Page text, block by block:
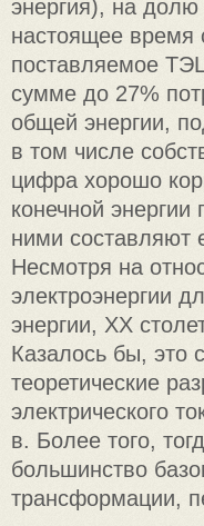
энергия), на долю
настоящее
поставляемое
сумме до 27%
общей энергии,
в том числе
цифра хорошо
конечной
ними составляют
Несмотря на
электроэнергии
энергии, XX
Казалось бы, это
теоретические
электрического
в. Более того,
большинство
трансформации,